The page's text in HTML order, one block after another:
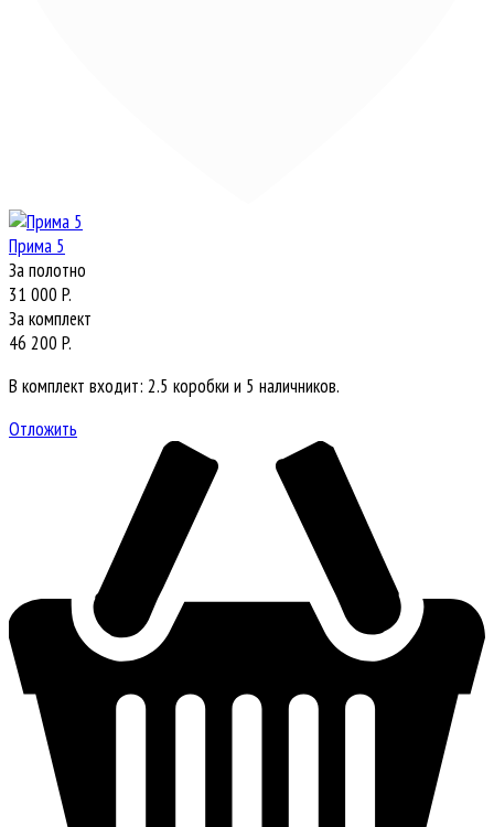
Прима 5
За полотно
31 000 P.
За комплект
46 200 P.
В комплект входит: 2.5 коробки и 5 наличников.
Отложить